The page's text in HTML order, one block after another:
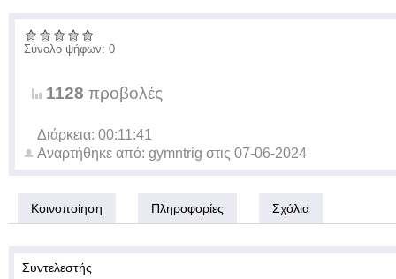
Σύνολο ψήφων: 0
1128 προβολές
Διάρκεια: 00:11:41
Αναρτήθηκε από: gymntrig στις 07-06-2024
Κοινοποίηση Πληροφορίες Σχόλια
Συντελεστής